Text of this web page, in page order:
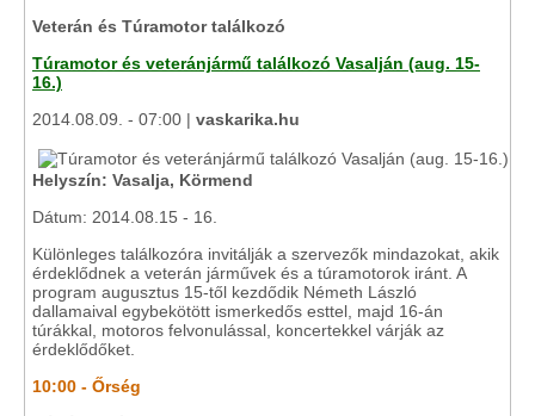
Veterán és Túramotor találkozó
Túramotor és veteránjármű találkozó Vasalján (aug. 15-
16.)
2014.08.09. - 07:00 | vaskarika.hu
Helyszín: Vasalja, Körmend
Dátum: 2014.08.15 - 16.
Különleges találkozóra invitálják a szervezők mindazokat, akik
érdeklődnek a veterán járművek és a túramotorok iránt. A
program augusztus 15-től kezdődik Németh László
dallamaival egybekötött ismerkedős esttel, majd 16-án
túrákkal, motoros felvonulással, koncertekkel várják az
érdeklődőket.
10:00 - Őrség